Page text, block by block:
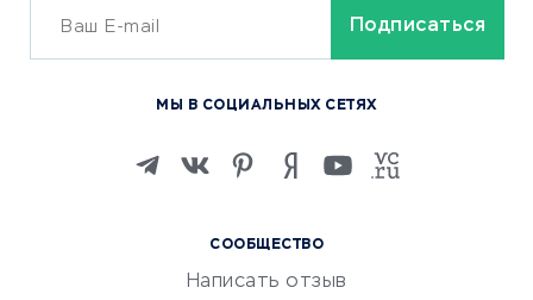
ОБУЧЕНИЕ И РАБОТА
Изучение иностранных
Маркетинг и продажи
Репетиторство
СООБЩЕСТВО
Написать отзыв
МЫ В СОЦИАЛЬНЫХ СЕТЯХ